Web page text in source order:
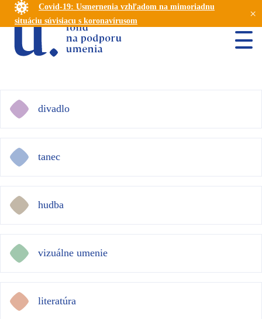
Covid-19: Usmernenia vzhľadom na mimoriadnu
situáciu súvisiacu s koronavírusom
×
divadlo
tanec
hudba
vizuálne umenie
literatúra